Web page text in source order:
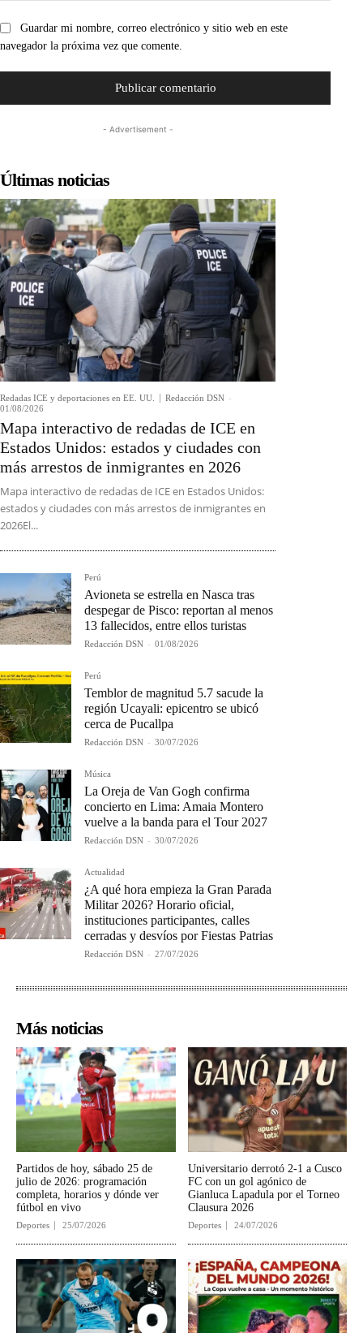
Guardar mi nombre, correo electrónico y sitio web en este
navegador la próxima vez que comente.
- Advertisement -
Últimas noticias
Redadas ICE y deportaciones en EE. UU. Redacción DSN -
01/08/2026
Mapa interactivo de redadas de ICE en
Estados Unidos: estados y ciudades con
más arrestos de inmigrantes en 2026
Mapa interactivo de redadas de ICE en Estados Unidos:
estados y ciudades con más arrestos de inmigrantes en
2026El...
Perú
Avioneta se estrella en Nasca tras
despegar de Pisco: reportan al menos
13 fallecidos, entre ellos turistas
Redacción DSN - 01/08/2026
Perú
Temblor de magnitud 5.7 sacude la
región Ucayali: epicentro se ubicó
cerca de Pucallpa
Redacción DSN - 30/07/2026
Música
La Oreja de Van Gogh confirma
concierto en Lima: Amaia Montero
vuelve a la banda para el Tour 2027
Redacción DSN - 30/07/2026
Actualidad
¿A qué hora empieza la Gran Parada
Militar 2026? Horario oficial,
instituciones participantes, calles
cerradas y desvíos por Fiestas Patrias
Redacción DSN - 27/07/2026
Más noticias
Partidos de hoy, sábado 25 de
julio de 2026: programación
completa, horarios y dónde ver
fútbol en vivo
Deportes 25/07/2026
Universitario derrotó 2-1 a Cusco
FC con un gol agónico de
Gianluca Lapadula por el Torneo
Clausura 2026
Deportes 24/07/2026